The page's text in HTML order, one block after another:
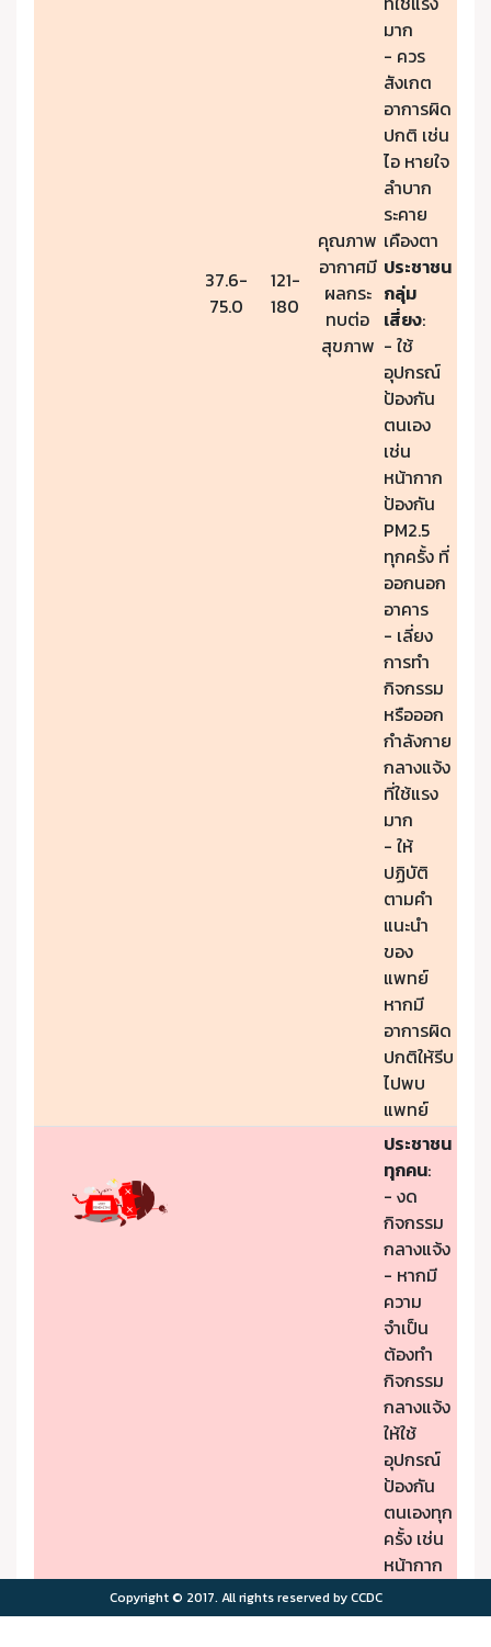
37.6-
75.0
121-
180
คุณภาพ
อากาศมี
ผลกระ
ทบต่อ
สุขภาพ
มาก
- ควร
สังเกต
อาการผิด
ปกติ เช่น
ไอ หายใจ
ลำบาก
ระคาย
เคืองตา
ประชาชน
กลุ่ม
เสี่ยง:
- ใช้
อุปกรณ์
ป้องกัน
ตนเอง
เช่น
หน้ากาก
ป้องกัน
PM2.5
ทุกครั้ง ที่
ออกนอก
อาคาร
- เลี่ยง
การทำ
กิจกรรม
หรือออก
กำลังกาย
กลางแจ้ง
ที่ใช้แรง
มาก
- ให้
ปฏิบัติ
ตามคำ
แนะนำ
ของ
แพทย์
หากมี
อาการผิด
ปกติให้รีบ
ไปพบ
แพทย์
ประชาชน
ทุกคน:
- งด
กิจกรรม
กลางแจ้ง
- หากมี
ความ
จำเป็น
ต้องทำ
กิจกรรม
กลางแจ้ง
ให้ใช้
อุปกรณ์
ป้องกัน
ตนเองทุก
ครั้ง เช่น
หน้ากาก
PM2.5
Copyright © 2017. All rights reserved by CCDC